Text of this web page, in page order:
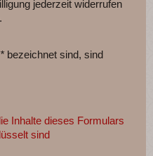
jederzeit widerrufen
* bezeichnet sind, sind
Inhalte dieses Formulars
sind